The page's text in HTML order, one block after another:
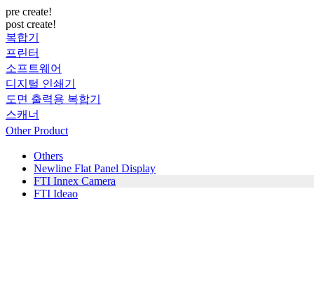
pre create!
post create!
복합기
프린터
소프트웨어
디지털 인쇄기
도면 출력용 복합기
스캐너
Other Product
Others
Newline Flat Panel Display
FTI Innex Camera
FTI Ideao